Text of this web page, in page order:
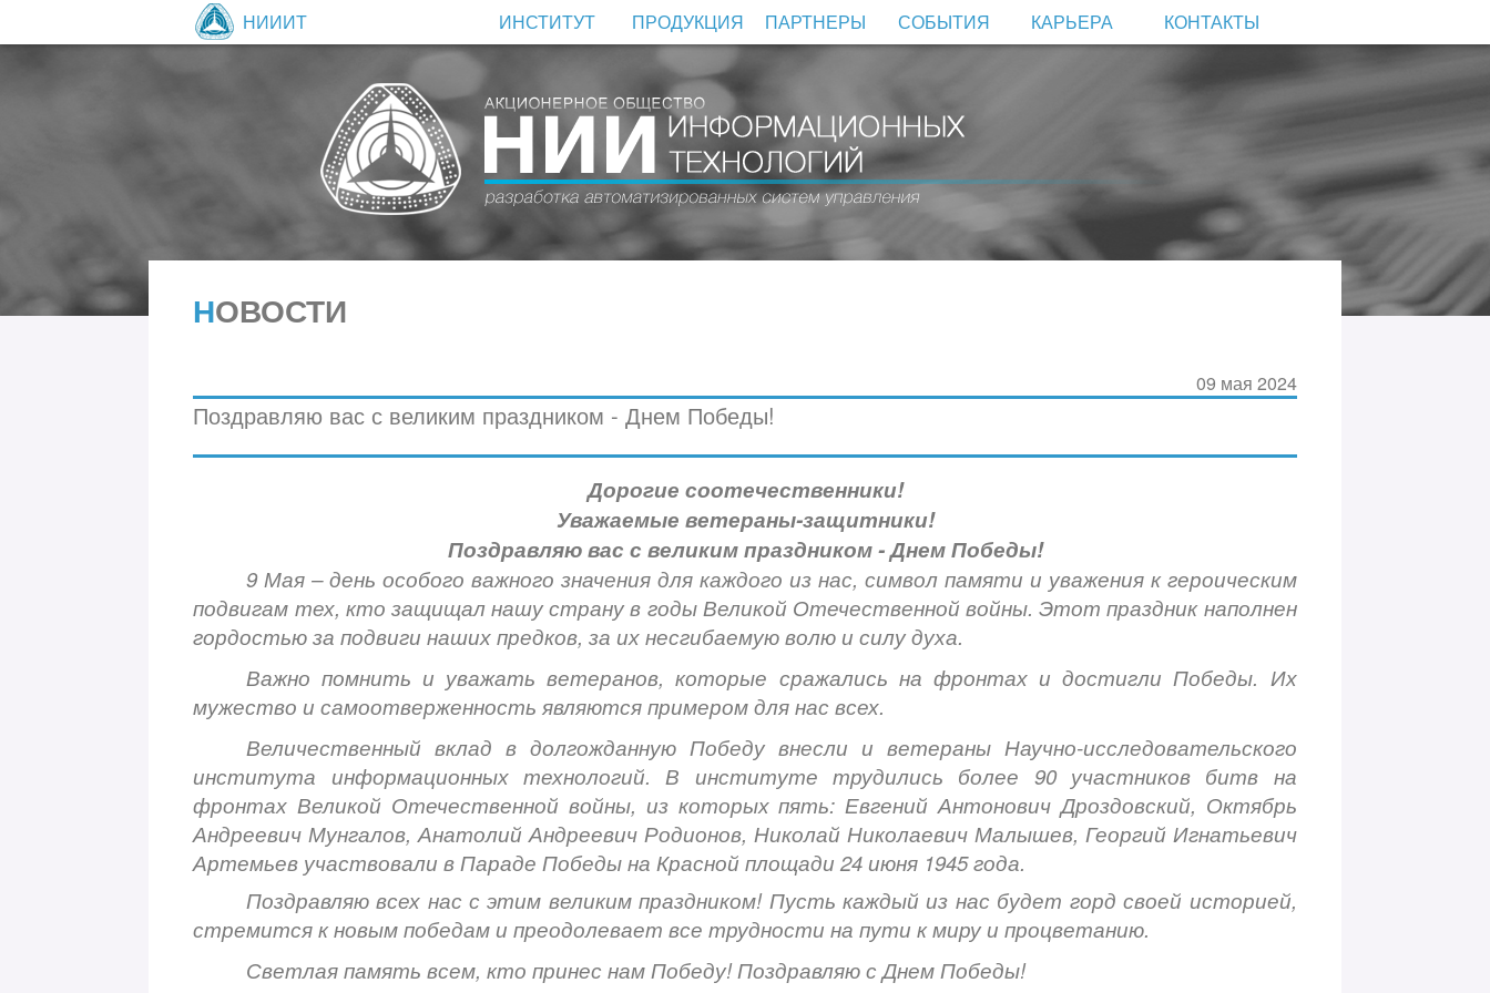
НИИИТ ИНСТИТУТ ПРОДУКЦИЯ ПАРТНЕРЫ СОБЫТИЯ КАРЬЕРА КОНТАКТЫ
НОВОСТИ
09 мая 2024
Поздравляю вас с великим праздником - Днем Победы!
Дорогие соотечественники!
Уважаемые ветераны-защитники!
Поздравляю вас с великим праздником - Днем Победы!
9 Мая – день особого важного значения для каждого из нас, символ памяти и уважения к героическим
подвигам тех, кто защищал нашу страну в годы Великой Отечественной войны. Этот праздник наполнен
гордостью за подвиги наших предков, за их несгибаемую волю и силу духа.
Важно помнить и уважать ветеранов, которые сражались на фронтах и достигли Победы. Их
мужество и самоотверженность являются примером для нас всех.
Величественный вклад в долгожданную Победу внесли и ветераны Научно-исследовательского
института информационных технологий. В институте трудились более 90 участников битв на
фронтах Великой Отечественной войны, из которых пять: Евгений Антонович Дроздовский, Октябрь
Андреевич Мунгалов, Анатолий Андреевич Родионов, Николай Николаевич Малышев, Георгий Игнатьевич
Артемьев участвовали в Параде Победы на Красной площади 24 июня 1945 года.
Поздравляю всех нас с этим великим праздником! Пусть каждый из нас будет горд своей историей,
стремится к новым победам и преодолевает все трудности на пути к миру и процветанию.
Светлая память всем, кто принес нам Победу! Поздравляю с Днем Победы!